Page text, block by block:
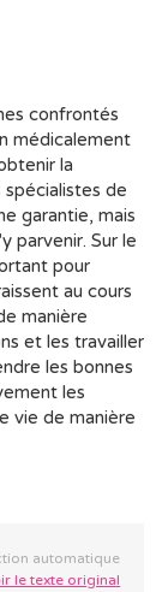
confrontés
médicalement
la
de
garantie, mais
parvenir. Sur le
pour
au cours
manière
et les travailler
les bonnes
les
vie de manière
automatique
le texte original